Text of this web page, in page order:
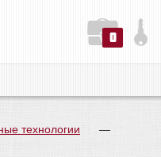
0
технологии
—